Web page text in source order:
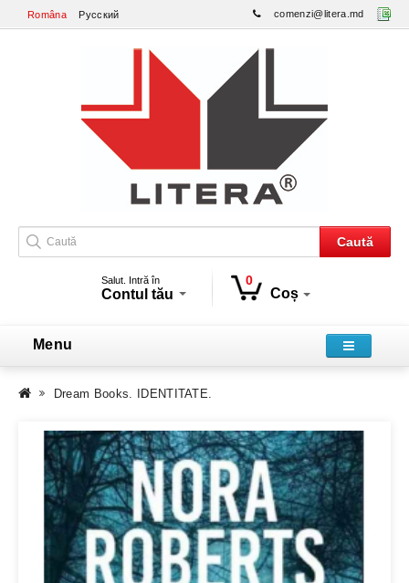
Româna Русский comenzi@litera.md
Caută
Salut. Intră în
Contul tău
0
Coș
Menu
Dream Books. IDENTITATE.